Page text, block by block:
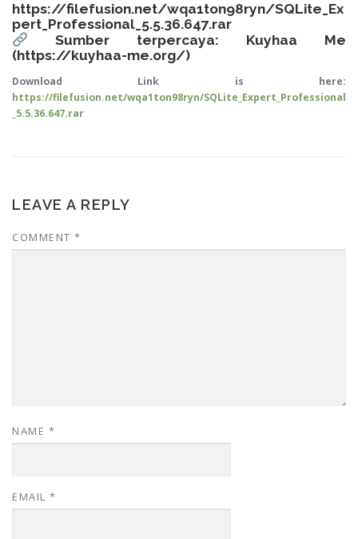
https://filefusion.net/wqa1ton98ryn/SQLite_Ex
pert_Professional_5.5.36.647.rar
Sumber terpercaya: Kuyhaa Me
(https://kuyhaa-me.org/)
Download Link is here:
https://filefusion.net/wqa1ton98ryn/SQLite_Expert_Professional
_5.5.36.647.rar
LEAVE A REPLY
COMMENT *
NAME *
EMAIL *